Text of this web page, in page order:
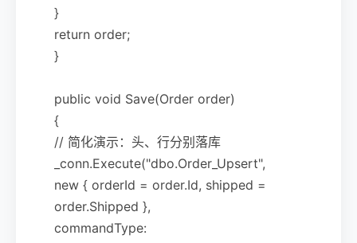
}
return order;
}
public void Save(Order order)
{
// 简化演示：头、行分别落库
_conn.Execute("dbo.Order_Upsert",
new { orderId = order.Id, shipped =
order.Shipped },
commandType: